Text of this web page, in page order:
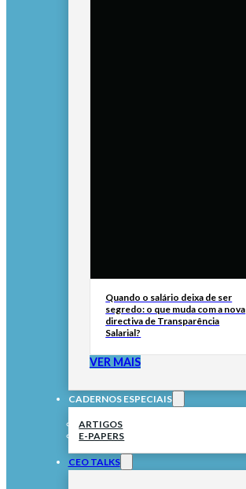
Quando o salário deixa de ser
segredo: o que muda com a nova
directiva de Transparência
Salarial?
VER MAIS
CADERNOS ESPECIAIS
ARTIGOS
E-PAPERS
CEO TALKS